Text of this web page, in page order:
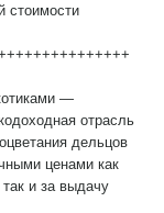
стоимости
—
отрасль
дельцов
ценами как
и за выдачу